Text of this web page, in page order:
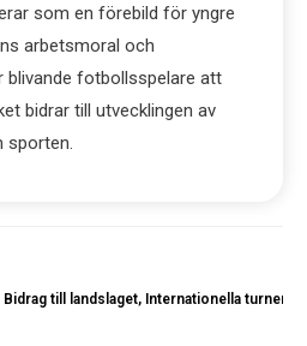
som en förebild för yngre
arbetsmoral och
blivande fotbollsspelare att
bidrar till utvecklingen av
sporten.
Bidrag till landslaget, Internationella